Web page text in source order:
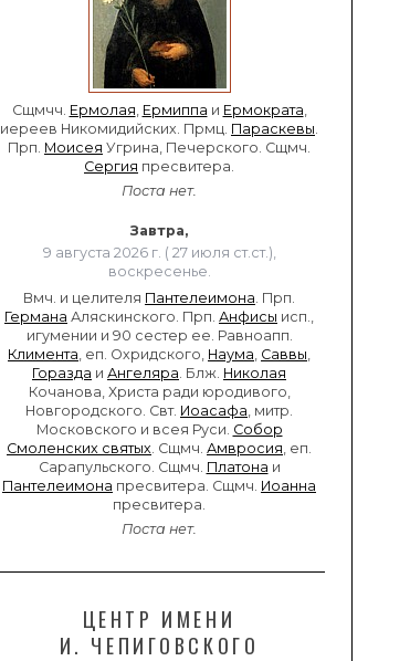
Сщмчч. Ермолая Ермиппа и Ермократа
иереев Никомидийских. Прмц. Параскевы
Прп. Моисея Угрина, Печерского. Сщмч.
Сергия пресвитера.
Поста нет.
Завтра,
9 августа 2026 г. ( 27 июля ст.ст.),
воскресенье.
Вмч. и целителя Пантелеимона . Прп.
Германа Аляскинского. Прп. Анфисы исп.,
игумении и 90 сестер ее. Равноапп.
Климента , еп. Охридского, Наума Саввы
Горазда и Ангеляра . Блж. Николая
Кочанова, Христа ради юродивого,
Новгородского. Свт. Иоасафа , митр.
Московского и всея Руси. Собор
Смоленских святых . Сщмч. Амвросия , еп.
Сарапульского. Сщмч. Платона и
Пантелеимона пресвитера. Сщмч. Иоанна
пресвитера.
Поста нет.
ЦЕНТР ИМЕНИ
И. ЧЕПИГОВСКОГО